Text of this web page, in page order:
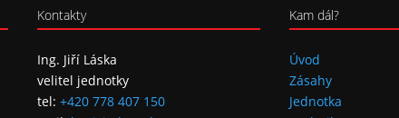
Kontakty
Ing. Jiří Láska
velitel jednotky
tel:+420 778 407 150
Kam dál?
Úvod
Zásahy
Jednotka